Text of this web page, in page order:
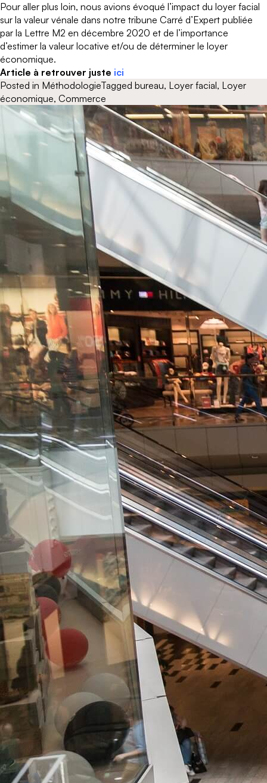
Pour aller plus loin, nous avions évoqué l’impact du loyer facial
sur la valeur vénale dans notre tribune Carré d’Expert publiée
par la Lettre M2 en décembre 2020 et de l’importance
d’estimer la valeur locative et/ou de déterminer le loyer
économique.
Article à retrouver juste ici
Posted in MéthodologieTagged bureau, Loyer facial, Loyer
économique, Commerce